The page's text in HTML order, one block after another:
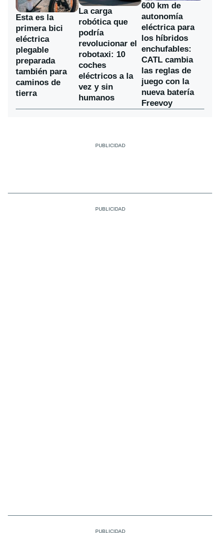
Esta es la
primera bici
eléctrica
plegable
preparada
también para
caminos de
tierra
La carga
robótica que
podría
revolucionar el
robotaxi: 10
coches
eléctricos a la
vez y sin
humanos
600 km de
autonomía
eléctrica para
los híbridos
enchufables:
CATL cambia
las reglas de
juego con la
nueva batería
Freevoy